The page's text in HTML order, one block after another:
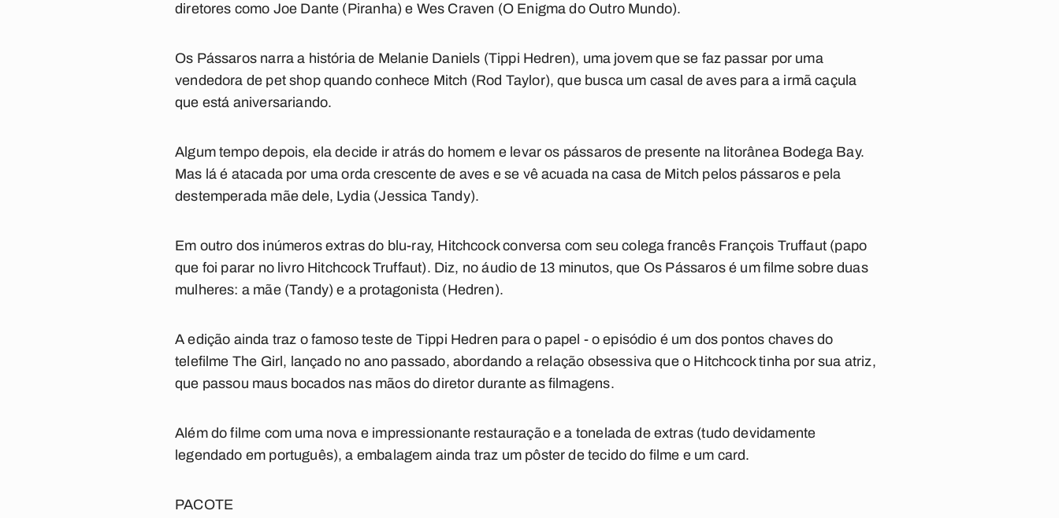
diretores como Joe Dante (Piranha) e Wes Craven (O Enigma do Outro Mundo).
Os Pássaros narra a história de Melanie Daniels (Tippi Hedren), uma jovem que se faz passar por uma
vendedora de pet shop quando conhece Mitch (Rod Taylor), que busca um casal de aves para a irmã caçula
que está aniversariando.
Algum tempo depois, ela decide ir atrás do homem e levar os pássaros de presente na litorânea Bodega Bay.
Mas lá é atacada por uma orda crescente de aves e se vê acuada na casa de Mitch pelos pássaros e pela
destemperada mãe dele, Lydia (Jessica Tandy).
Em outro dos inúmeros extras do blu-ray, Hitchcock conversa com seu colega francês François Truffaut (papo
que foi parar no livro Hitchcock Truffaut). Diz, no áudio de 13 minutos, que Os Pássaros é um filme sobre duas
mulheres: a mãe (Tandy) e a protagonista (Hedren).
A edição ainda traz o famoso teste de Tippi Hedren para o papel - o episódio é um dos pontos chaves do
telefilme The Girl, lançado no ano passado, abordando a relação obsessiva que o Hitchcock tinha por sua atriz,
que passou maus bocados nas mãos do diretor durante as filmagens.
Além do filme com uma nova e impressionante restauração e a tonelada de extras (tudo devidamente
legendado em português), a embalagem ainda traz um pôster de tecido do filme e um card.
PACOTE